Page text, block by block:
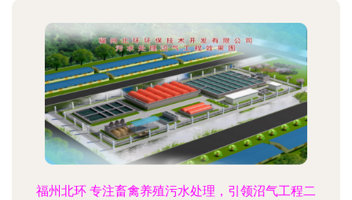
福州北环 专注畜禽养殖污水处理，引领沼气工程二